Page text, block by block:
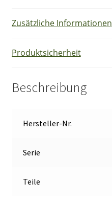
Zusätzliche Informationen
Produktsicherheit
Beschreibung
Hersteller-Nr.
Serie
Teile